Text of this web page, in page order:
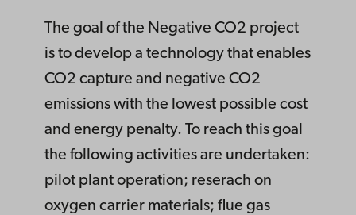
The goal of the Negative CO2 project
is to develop a technology that enables
CO2 capture and negative CO2
emissions with the lowest possible cost
and energy penalty. To reach this goal
the following activities are undertaken:
pilot plant operation; reserach on
oxygen carrier materials; flue gas